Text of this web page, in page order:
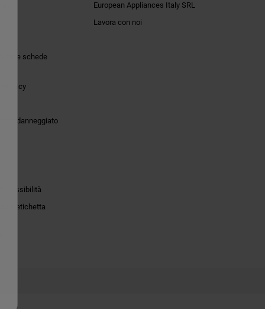
e schede
Privacy
danneggiato
e etichetta
European Appliances Italy SRL
Lavora con noi